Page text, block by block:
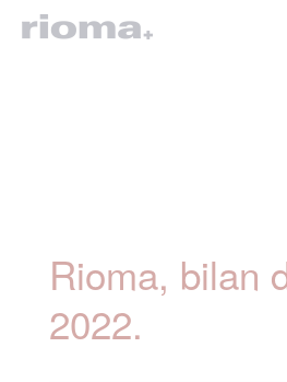
Rioma, bilan
2022.